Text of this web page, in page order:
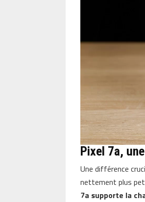
Pixel 7a,
Une différence
nettement plus
7a supporte la